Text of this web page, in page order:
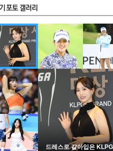
본 뉴스
스포츠 포토